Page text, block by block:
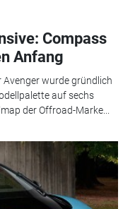
Compass
Anfang
wurde gründlich
auf sechs
der Offroad-Marke...